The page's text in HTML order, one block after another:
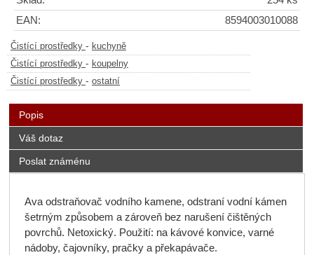
EAN:
8594003010088
Čistící prostředky - kuchyně
Čistící prostředky - koupelny
Čistící prostředky - ostatní
Popis
Váš dotaz
Poslat známénu
Ava odstraňovač vodního kamene, odstraní vodní kámen
šetrným způsobem a zároveň bez narušení čištěných
povrchů. Netoxický. Použití: na kávové konvice, varné
nádoby, čajovníky, pračky a překapávače.